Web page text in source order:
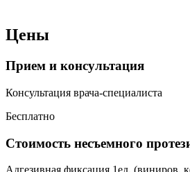
Цены
Прием и консультация
Консультация врача-специалиста
Бесплатно
Стоимость несъемного